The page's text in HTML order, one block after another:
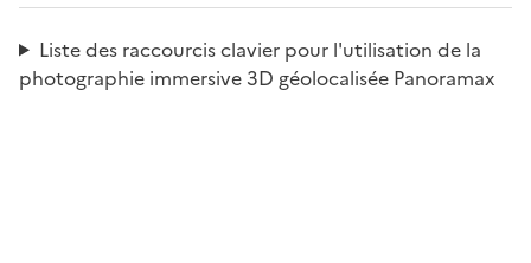
Liste des raccourcis clavier pour l'utilisation de la
photographie immersive 3D géolocalisée Panoramax